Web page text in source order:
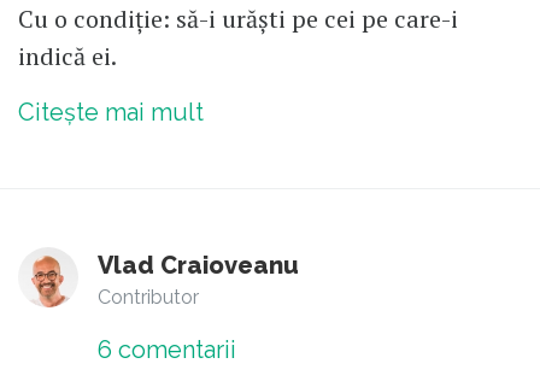
Cu o condiție: să-i urăști pe cei pe care-i
indică ei.
Citește mai mult
Vlad Craioveanu
Contributor
6 comentarii